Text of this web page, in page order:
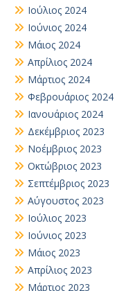
Ιούλιος 2024
Ιούνιος 2024
Μάιος 2024
Απρίλιος 2024
Μάρτιος 2024
Φεβρουάριος 2024
Ιανουάριος 2024
Δεκέμβριος 2023
Νοέμβριος 2023
Οκτώβριος 2023
Σεπτέμβριος 2023
Αύγουστος 2023
Ιούλιος 2023
Ιούνιος 2023
Μάιος 2023
Απρίλιος 2023
Μάρτιος 2023